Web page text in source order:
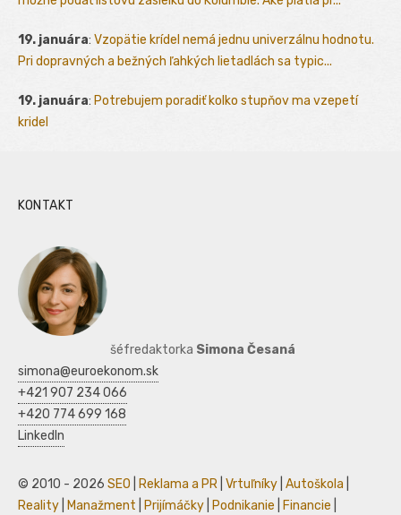
19. januára: Vzopätie krídel nemá jednu univerzálnu hodnotu.
Pri dopravných a bežných ľahkých lietadlách sa typic...
19. januára: Potrebujem poradiť kolko stupňov ma vzepetí
kridel
KONTAKT
šéfredaktorka Simona Česaná
simona@euroekonom.sk
+421 907 234 066
+420 774 699 168
LinkedIn
© 2010 - 2026 SEO Reklama a PR Vrtuľníky Autoškola
Reality
Manažment Prijímáčky Podnikanie Financie